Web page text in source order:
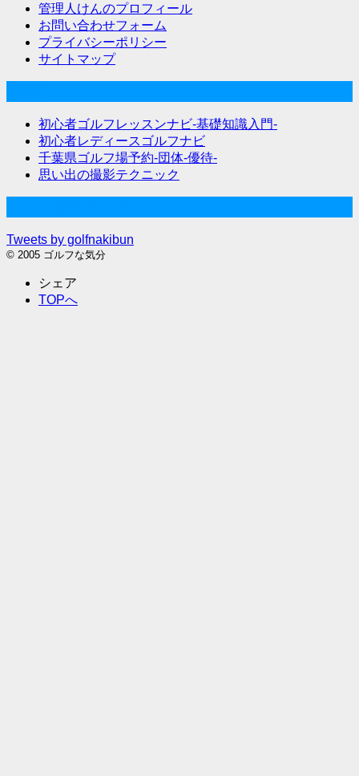
管理人けんのプロフィール
お問い合わせフォーム
プライバシーポリシー
サイトマップ
初心者ゴルフレッスンナビ-基礎知識入門-
初心者レディースゴルフナビ
千葉県ゴルフ場予約-団体-優待-
思い出の撮影テクニック
Tweets by golfnakibun
© 2005 ゴルフな気分
シェア
TOPへ